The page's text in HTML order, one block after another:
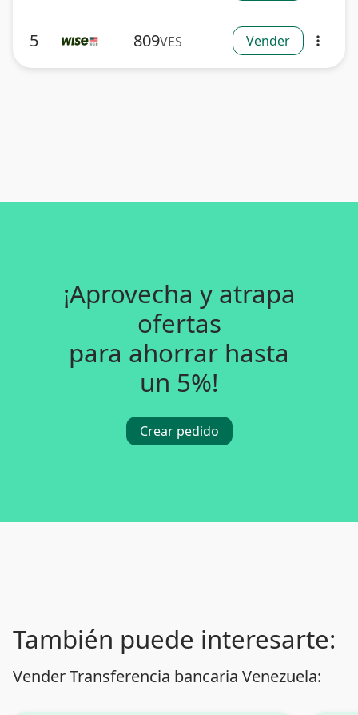
5 809VES Vender more_vert
¡Aprovecha y atrapa
ofertas
para ahorrar hasta
un 5%!
Crear pedido
También puede interesarte:
Vender Transferencia bancaria Venezuela: